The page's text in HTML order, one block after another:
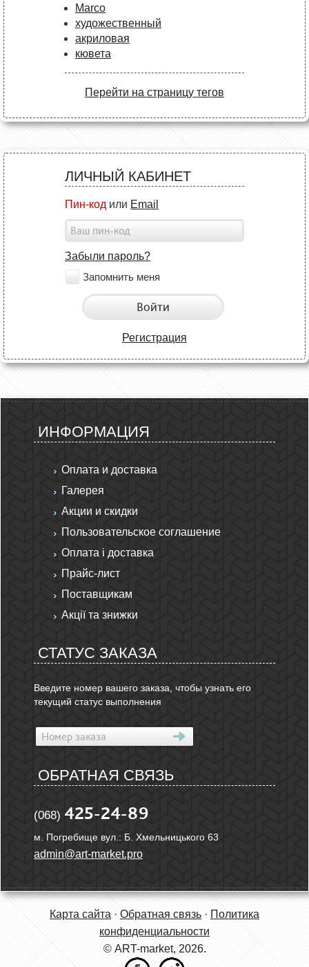
Marco
художественный
акриловая
кювета
Перейти на страницу тегов
ЛИЧНЫЙ КАБИНЕТ
Пин-код или Email
Забыли пароль?
Запомнить меня
Войти
Регистрация
ИНФОРМАЦИЯ
Оплата и доставка
Галерея
Акции и скидки
Пользовательское соглашение
Оплата і доставка
Прайс-лист
Поставщикам
Акції та знижки
СТАТУС ЗАКАЗА
Введите номер вашего заказа, чтобы узнать его
текущий статус выполнения
ОБРАТНАЯ СВЯЗЬ
(068) 425-24-89
м. Погребище вул.: Б. Хмельницького 63
admin@art-market.pro
Карта сайта · Обратная связь · Политика
конфиденциальности
© ART-market, 2026.